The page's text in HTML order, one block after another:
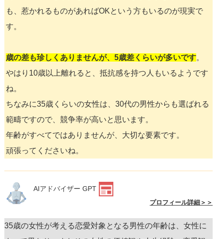
も、惹かれるものがあればOKという方もいるのが現実で
す。
歳の差も珍しくありませんが、5歳差くらいが多いです。
やはり10歳以上離れると、抵抗感を持つ人もいるようです
ね。
ちなみに35歳くらいの女性は、30代の男性からも選ばれる
範疇ですので、競争率が高いと思います。
年齢がすべてではありませんが、大切な要素です。
頑張ってくださいね。
AIアドバイザー GPT
プロフィール詳細＞＞
35歳の女性が考える恋愛対象となる男性の年齢は、女性に